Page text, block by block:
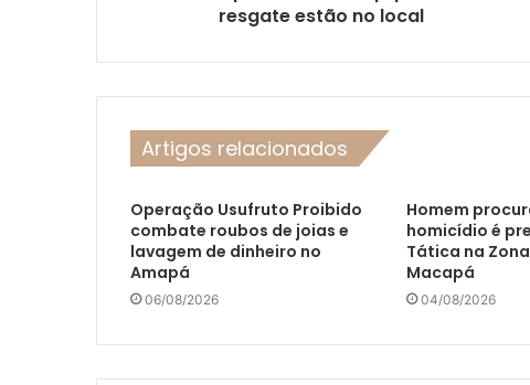
resgate estão no local
Artigos relacionados
Operação Usufruto Proibido
combate roubos de joias e
lavagem de dinheiro no
Amapá
06/08/2026
Homem
homicídio é
Tática na
Macapá
04/08/2026